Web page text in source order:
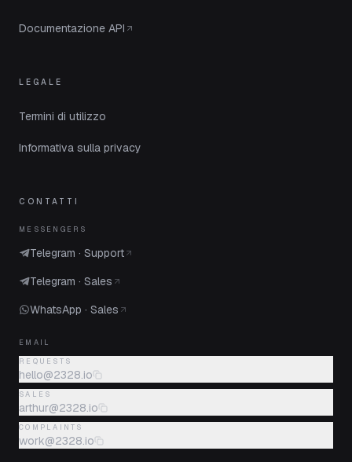
Documentazione API
LEGALE
Termini di utilizzo
Informativa sulla privacy
CONTATTI
MESSENGERS
Telegram · Support
Telegram · Sales
WhatsApp · Sales
EMAIL
REQUESTS
hello@2328.io
SALES
arthur@2328.io
COMPLAINTS
work@2328.io